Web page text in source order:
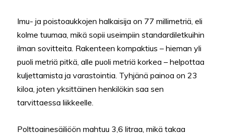
Imu- ja poistoaukkojen halkaisija on 77 millimetriä, eli
kolme tuumaa, mikä sopii useimpiin standardiletkuihin
ilman sovitteita. Rakenteen kompaktius – hieman yli
puoli metriä pitkä, alle puoli metriä korkea – helpottaa
kuljettamista ja varastointia. Tyhjänä painoa on 23
kiloa, joten yksittäinen henkilökin saa sen
tarvittaessa liikkeelle.
Polttoainesäiliöön mahtuu 3,6 litraa, mikä takaa